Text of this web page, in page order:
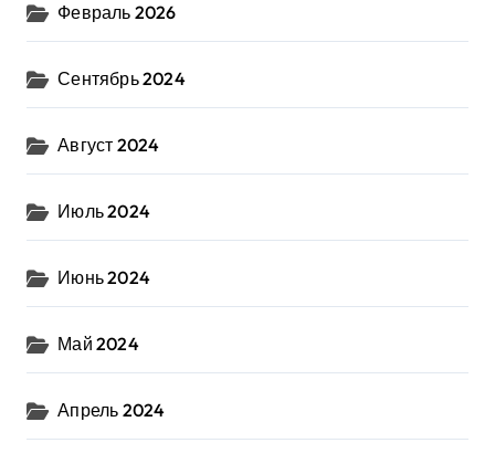
Февраль 2026
Сентябрь 2024
Август 2024
Июль 2024
Июнь 2024
Май 2024
Апрель 2024